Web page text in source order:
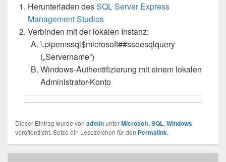
Herunterladen desSQL Server Express
Management Studios
Verbinden mit der lokalen Instanz:
\.pipemssql$microsoft##sseesqlquery
(„Servername“)
Windows-Authentifizierung mit einem lokalen
Administrator-Konto
Dieser Eintrag wurde von adminunterMicrosoft, SQL, Windows
veröffentlicht. Setze ein Lesezeichen für den Permalink.